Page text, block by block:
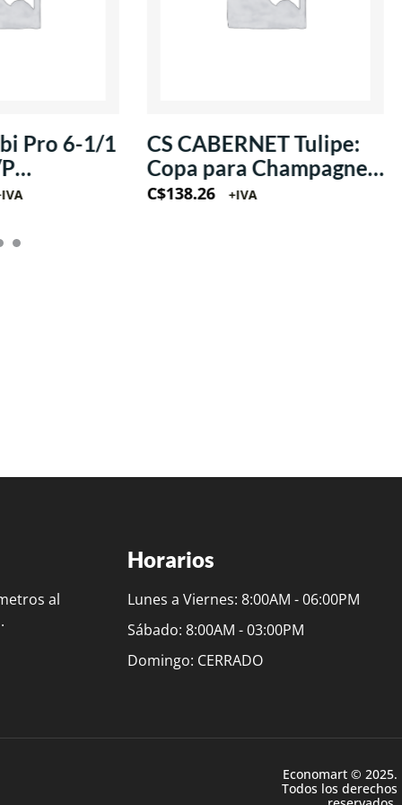
Pro 6-1/1
CS CABERNET Tulipe:
Copa para Champagne
estilo Flauta 8oz
C$138.26 +IVA
al
Horarios
Lunes a Viernes: 8:00AM - 06:00PM
Sábado: 8:00AM - 03:00PM
Domingo: CERRADO
Economart © 2025.
Todos los derechos